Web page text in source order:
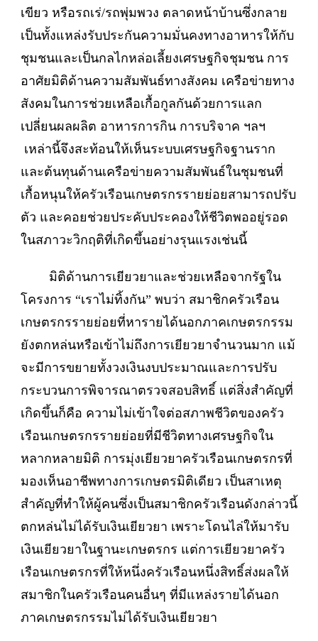
เขียว หรือรถเร่/รถพุ่มพวง ตลาดหน้าบ้านซึ่งกลาย
เป็นทั้งแหล่งรับประกันความมั่นคงทางอาหารให้กับ
ชุมชนและเป็นกลไกหล่อเลี้ยงเศรษฐกิจชุมชน การ
อาศัยมิติด้านความสัมพันธ์ทางสังคม เครือข่ายทาง
สังคมในการช่วยเหลือเกื้อกูลกันด้วยการแลก
เปลี่ยนผลผลิต อาหารการกิน การบริจาค ฯลฯ
เหล่านี้จึงสะท้อนให้เห็นระบบเศรษฐกิจฐานราก
และต้นทุนด้านเครือข่ายความสัมพันธ์ในชุมชนที่
เกื้อหนุนให้ครัวเรือนเกษตรกรรายย่อยสามารถปรับ
ตัว และคอยช่วยประคับประคองให้ชีวิตพออยู่รอด
ในสภาวะวิกฤติที่เกิดขึ้นอย่างรุนแรงเช่นนี้
มิติด้านการเยียวยาและช่วยเหลือจากรัฐใน
โครงการ “เราไม่ทิ้งกัน” พบว่า สมาชิกครัวเรือน
เกษตรกรรายย่อยที่หารายได้นอกภาคเกษตรกรรม
ยังตกหล่นหรือเข้าไม่ถึงการเยียวยาจำนวนมาก แม้
จะมีการขยายทั้งวงเงินงบประมาณและการปรับ
กระบวนการพิจารณาตรวจสอบสิทธิ์ แต่สิ่งสำคัญที่
เกิดขึ้นก็คือ ความไม่เข้าใจต่อสภาพชีวิตของครัว
เรือนเกษตรกรรายย่อยที่มีชีวิตทางเศรษฐกิจใน
หลากหลายมิติ การมุ่งเยียวยาครัวเรือนเกษตรกรที่
มองเห็นอาชีพทางการเกษตรมิติเดียว เป็นสาเหตุ
สำคัญที่ทำให้ผู้คนซึ่งเป็นสมาชิกครัวเรือนดังกล่าวนี้
ตกหล่นไม่ได้รับเงินเยียวยา เพราะโดนไล่ให้มารับ
เงินเยียวยาในฐานะเกษตรกร แต่การเยียวยาครัว
เรือนเกษตรกรที่ให้หนึ่งครัวเรือนหนึ่งสิทธิ์ส่งผลให้
สมาชิกในครัวเรือนคนอื่นๆ ที่มีแหล่งรายได้นอก
ภาคเกษตรกรรมไม่ได้รับเงินเยียวยา